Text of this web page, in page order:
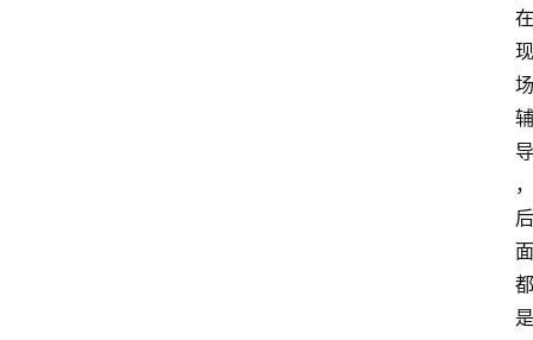
在
现
场
辅
导
，
后
面
都
是